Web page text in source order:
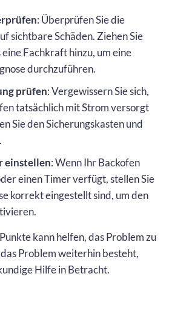
: Überprüfen Sie die
sichtbare Schäden. Ziehen Sie
Fachkraft hinzu, um eine
durchzuführen.
prüfen: Vergewissern Sie sich,
tatsächlich mit Strom versorgt
Sie den Sicherungskasten und
einstellen: Wenn Ihr Backofen
einen Timer verfügt, stellen Sie
korrekt eingestellt sind, um den
kann helfen, das Problem zu
Problem weiterhin besteht,
Hilfe in Betracht.